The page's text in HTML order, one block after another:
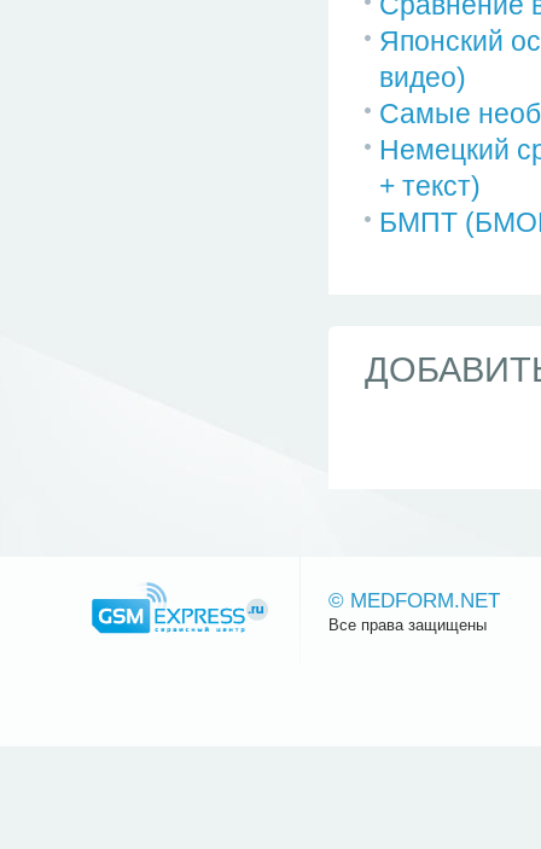
Японский
видео)
Самые
Немецкий
+ текст)
БМПТ
© MEDFORM.NET
Все права защищены